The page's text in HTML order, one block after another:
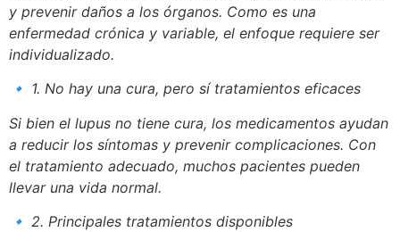
y prevenir daños a los órganos. Como es una
enfermedad crónica y variable, el enfoque requiere ser
individualizado.
🔹 1. No hay una cura, pero sí tratamientos eficaces
Si bien el lupus no tiene cura, los medicamentos ayudan
a reducir los síntomas y prevenir complicaciones. Con
el tratamiento adecuado, muchos pacientes pueden
llevar una vida normal.
🔹 2. Principales tratamientos disponibles